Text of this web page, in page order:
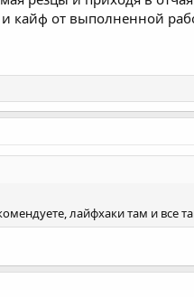
и кайф от выполненной
лайфхаки там и все